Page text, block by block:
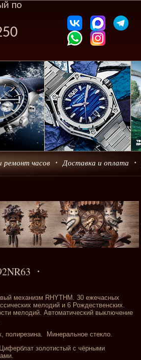
по
ремонт часов Доставка и оплата
механизм RHYTHM. 30 ежечасных
мелодий и 6 Рождественских.
мелодий. Автоматический выключение
полирезина. Минеральное стекло.
золотистый с чёрными